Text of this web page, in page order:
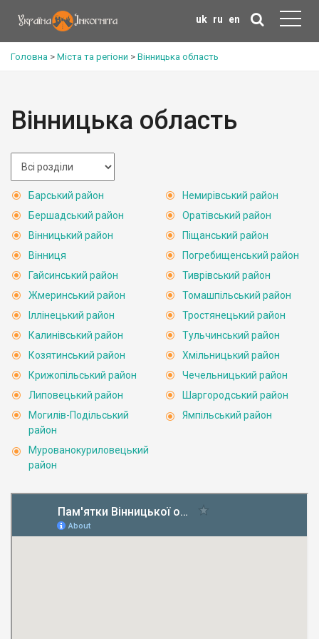
uk ru en
Головна > Міста та регіони > Вінницька область
Вінницька область
Барський район
Бершадський район
Вінницький район
Вінниця
Гайсинський район
Жмеринський район
Іллінецький район
Калинівський район
Козятинський район
Крижопільський район
Липовецький район
Могилів-Подільський
район
Мурованокуриловецький
район
Немирівський район
Оратівський район
Піщанський район
Погребищенський район
Тиврівський район
Томашпільський район
Тростянецький район
Тульчинський район
Хмільницький район
Чечельницький район
Шаргородський район
Ямпільський район